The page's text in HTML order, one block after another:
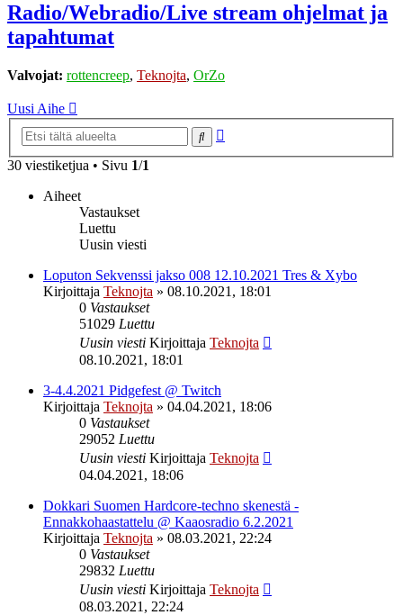
Radio/Webradio/Live stream ohjelmat ja
tapahtumat
Valvojat: rottencreep, Teknojta, OrZo
Uusi Aihe
Etsi
30 viestiketjua • Sivu 1/1
Aiheet
Vastaukset
Luettu
Uusin viesti
Loputon Sekvenssi jakso 008 12.10.2021 Tres & Xybo
Kirjoittaja Teknojta » 08.10.2021, 18:01
0 Vastaukset
51029 Luettu
Uusin viesti Kirjoittaja Teknojta
08.10.2021, 18:01
3-4.4.2021 Pidgefest @ Twitch
Kirjoittaja Teknojta » 04.04.2021, 18:06
0 Vastaukset
29052 Luettu
Uusin viesti Kirjoittaja Teknojta
04.04.2021, 18:06
Dokkari Suomen Hardcore-techno skenestä -
Ennakkohaastattelu @ Kaaosradio 6.2.2021
Kirjoittaja Teknojta » 08.03.2021, 22:24
0 Vastaukset
29832 Luettu
Uusin viesti Kirjoittaja Teknojta
08.03.2021, 22:24